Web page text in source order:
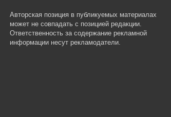
Авторская позиция в публикуемых материалах
может не совпадать с позицией редакции.
Ответственность за содержание рекламной
информации несут рекламодатели.